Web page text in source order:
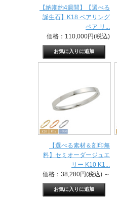
【納期約4週間】【選べる
誕生石】K18 ペアリング
ペア リ...
価格：110,000円(税込)
【選べる素材＆刻印無
料】セミオーダージュエ
リー K10 K1...
価格：38,280円(税込) ～